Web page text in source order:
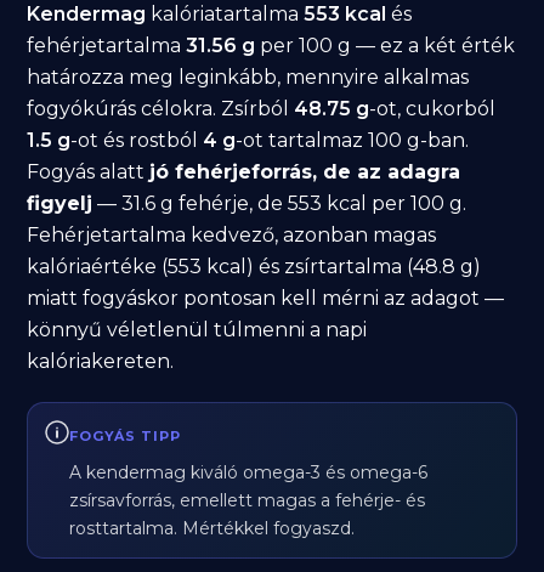
Kendermag kalóriatartalma553 kcal és
fehérjetartalma31.56 g per 100 g — ez a két érték
határozza meg leginkább, mennyire alkalmas
fogyókúrás célokra. Zsírból 48.75 g-ot, cukorból
1.5 g-ot és rostból 4 g-ot tartalmaz 100 g-ban.
Fogyás alatt jó fehérjeforrás, de az adagra
figyelj — 31.6 g fehérje, de 553 kcal per 100 g.
Fehérjetartalma kedvező, azonban magas
kalóriaértéke (553 kcal) és zsírtartalma (48.8 g)
miatt fogyáskor pontosan kell mérni az adagot —
könnyű véletlenül túlmenni a napi
kalóriakereten.
FOGYÁS TIPP
A kendermag kiváló omega-3 és omega-6
zsírsavforrás, emellett magas a fehérje- és
rosttartalma. Mértékkel fogyaszd.